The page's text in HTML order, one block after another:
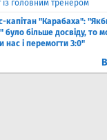
із головним тренером
капітан "Карабаха":
більше досвіду, то
нас і перемогти 3:0"